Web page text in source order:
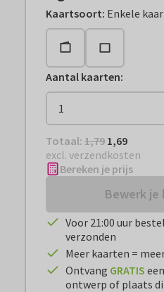
Kaartsoort: Enkele
Aantal kaarten:
Totaal: € 1,69
Totaal: 1,79 1,69
excl. verzendkosten
Bereken je prijs
Bewerk je
Voor 21:00 uur
verzonden
Meer kaarten =
Ontvang GRATIS
ontwerp of plaats